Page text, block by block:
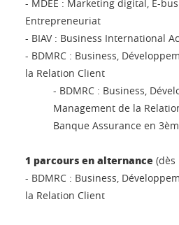
- MDEE : Marketing digital, E-
Entrepreneuriat
- BIAV : Business International
- BDMRC : Business,
la Relation Client
- BDMRC : Business,
Management de la
Banque Assurance en
1 parcours en alternance (dès
- BDMRC : Business,
la Relation Client